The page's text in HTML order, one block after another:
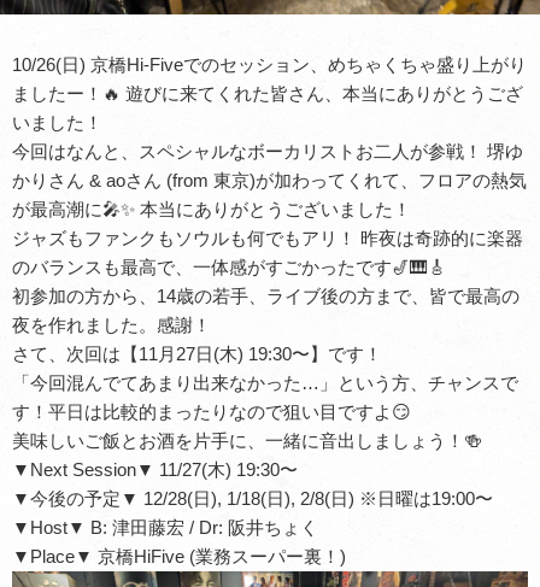
10/26(日) 京橋Hi-Fiveでのセッション、めちゃくちゃ盛り上がり
ましたー！🔥 遊びに来てくれた皆さん、本当にありがとうござ
いました！
今回はなんと、スペシャルなボーカリストお二人が参戦！ 堺ゆ
かりさん & aoさん (from 東京)が加わってくれて、フロアの熱気
が最高潮に🎤✨ 本当にありがとうございました！
ジャズもファンクもソウルも何でもアリ！ 昨夜は奇跡的に楽器
のバランスも最高で、一体感がすごかったです🎷🎹🎸
初参加の方から、14歳の若手、ライブ後の方まで、皆で最高の
夜を作れました。感謝！
さて、次回は【11月27日(木) 19:30〜】です！
「今回混んでてあまり出来なかった…」という方、チャンスで
す！平日は比較的まったりなので狙い目ですよ😏
美味しいご飯とお酒を片手に、一緒に音出しましょう！🍻
▼Next Session▼ 11/27(木) 19:30〜
▼今後の予定▼ 12/28(日), 1/18(日), 2/8(日) ※日曜は19:00〜
▼Host▼ B: 津田藤宏 / Dr: 阪井ちょく
▼Place▼ 京橋HiFive (業務スーパー裏！)